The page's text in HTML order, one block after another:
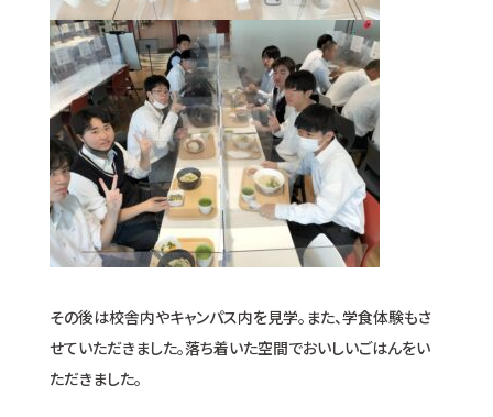
その後は校舎内やキャンパス内を見学。また、学食体験もさ
せていただきました。落ち着いた空間でおいしいごはんをい
ただきました。